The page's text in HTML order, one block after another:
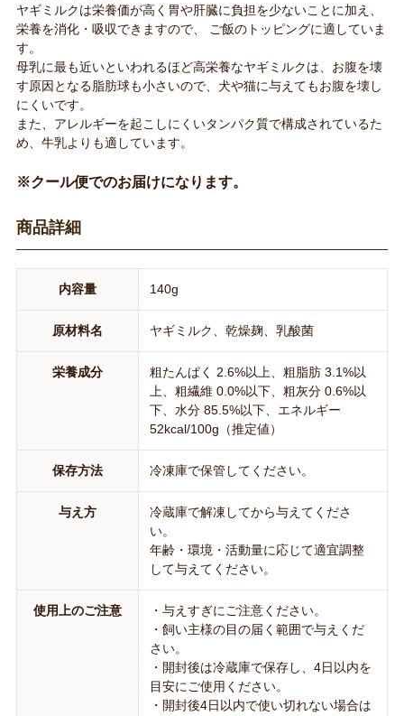
ヤギミルクは栄養価が高く胃や肝臓に負担を少ないことに加え、
栄養を消化・吸収できますので、 ご飯のトッピングに適していま
す。
母乳に最も近いといわれるほど高栄養なヤギミルクは、お腹を壊
す原因となる脂肪球も小さいので、犬や猫に与えてもお腹を壊し
にくいです。
また、アレルギーを起こしにくいタンパク質で構成されているた
め、牛乳よりも適しています。
※クール便でのお届けになります。
商品詳細
内容量 140g
原材料名 ヤギミルク、乾燥麹、乳酸菌
栄養成分
粗たんぱく 2.6%以上、粗脂肪 3.1%以
上、粗繊維 0.0%以下、粗灰分 0.6%以
下、水分 85.5%以下、エネルギー
52kcal/100g（推定値）
保存方法 冷凍庫で保管してください。
与え方
冷蔵庫で解凍してから与えてくださ
い。
年齢・環境・活動量に応じて適宜調整
して与えてください。
使用上のご注意
・与えすぎにご注意ください。
・飼い主様の目の届く範囲で与えくだ
さい。
・開封後は冷蔵庫で保存し、4日以内を
目安にご使用ください。
・開封後4日以内で使い切れない場合は